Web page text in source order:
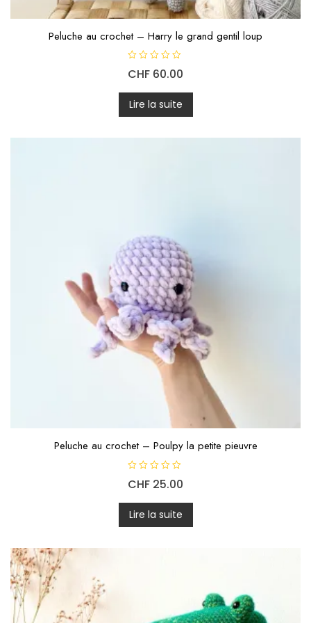
Peluche au crochet – Harry le grand gentil loup
o
e
0
s
u
CHF 60.00
Lire la suite
Peluche au crochet – Poulpy la petite pieuvre
o
e
0
s
u
CHF 25.00
Lire la suite